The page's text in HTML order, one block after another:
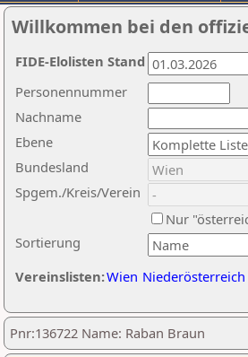
Willkommen bei den
Nachname
Ebene
Sortierung
Personennummer
Bundesland
Spgem./Kreis/Verein
Nur
Vereinslisten:Wien Niederösterreich
FIDE-Elolisten Stand
Pnr:136722 Name: Raban Braun